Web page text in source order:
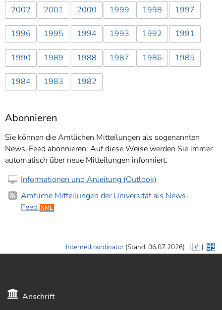
2002 2001 2000 1999 1998 1997
1996 1995 1994 1993 1992 1991
1990 1989 1988 1987 1986 1985
1984 1983 1982
Abonnieren
Sie können die Amtlichen Mitteilungen als sogenannten
News-Feed abonnieren. Auf diese Weise werden Sie immer
automatisch über neue Mitteilungen informiert.
Informationen und Anleitung (Outlook)
Amtliche Mitteilungen der Universität als News-
Feed XML
Internetkoordinator(Stand: 06.07.2026) | # |
Anschrift